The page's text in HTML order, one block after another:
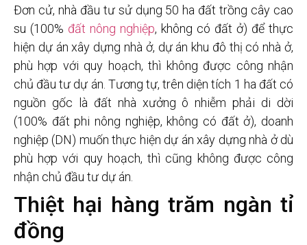
Đơn cử, nhà đầu tư sử dụng 50 ha đất trồng cây cao
su (100% đất nông nghiệp, không có đất ở) để thực
hiện dự án xây dựng nhà ở, dự án khu đô thị có nhà ở,
phù hợp với quy hoạch, thì không được công nhận
chủ đầu tư dự án. Tương tự, trên diện tích 1 ha đất có
nguồn gốc là đất nhà xưởng ô nhiễm phải di dời
(100% đất phi nông nghiệp, không có đất ở), doanh
nghiệp (DN) muốn thực hiện dự án xây dựng nhà ở dù
phù hợp với quy hoạch, thì cũng không được công
nhận chủ đầu tư dự án.
Thiệt hại hàng trăm ngàn tỉ
đồng